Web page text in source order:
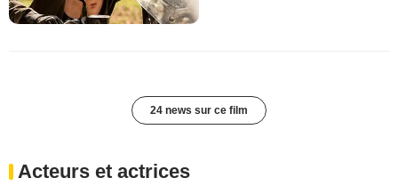
24 news sur ce film
Acteurs et actrices